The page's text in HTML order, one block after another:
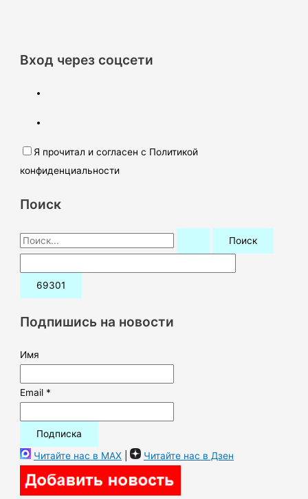
Вход через соцсети
Я прочитал и согласен с Политикой
конфиденциальности
Поиск
П
о
и
:Подпишись на новости
Имя
Email *
Читайте нас в MAX | Читайте нас в Дзен